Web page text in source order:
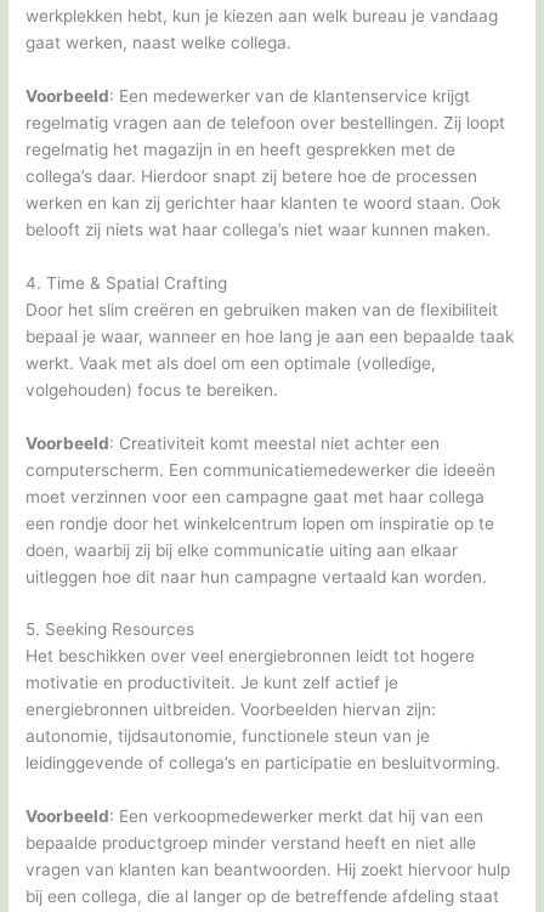
werkplekken hebt, kun je kiezen aan welk bureau je vandaag
gaat werken, naast welke collega.
Voorbeeld: Een medewerker van de klantenservice krijgt
regelmatig vragen aan de telefoon over bestellingen. Zij loopt
regelmatig het magazijn in en heeft gesprekken met de
collega’s daar. Hierdoor snapt zij betere hoe de processen
werken en kan zij gerichter haar klanten te woord staan. Ook
belooft zij niets wat haar collega’s niet waar kunnen maken.
4. Time & Spatial Crafting
Door het slim creëren en gebruiken maken van de flexibiliteit
bepaal je waar, wanneer en hoe lang je aan een bepaalde taak
werkt. Vaak met als doel om een optimale (volledige,
volgehouden) focus te bereiken.
Voorbeeld: Creativiteit komt meestal niet achter een
computerscherm. Een communicatiemedewerker die ideeën
moet verzinnen voor een campagne gaat met haar collega
een rondje door het winkelcentrum lopen om inspiratie op te
doen, waarbij zij bij elke communicatie uiting aan elkaar
uitleggen hoe dit naar hun campagne vertaald kan worden.
5. Seeking Resources
Het beschikken over veel energiebronnen leidt tot hogere
motivatie en productiviteit. Je kunt zelf actief je
energiebronnen uitbreiden. Voorbeelden hiervan zijn:
autonomie, tijdsautonomie, functionele steun van je
leidinggevende of collega’s en participatie en besluitvorming.
Voorbeeld: Een verkoopmedewerker merkt dat hij van een
bepaalde productgroep minder verstand heeft en niet alle
vragen van klanten kan beantwoorden. Hij zoekt hiervoor hulp
bij een collega, die al langer op de betreffende afdeling staat